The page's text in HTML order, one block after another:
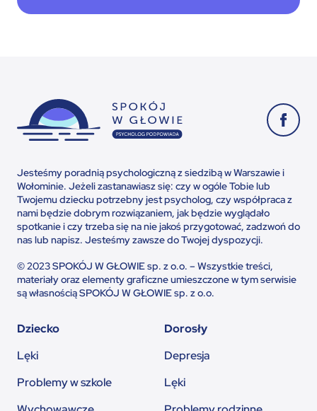
Jesteśmy poradnią psychologiczną z siedzibą w Warszawie i
Wołominie. Jeżeli zastanawiasz się: czy w ogóle Tobie lub
Twojemu dziecku potrzebny jest psycholog, czy współpraca z
nami będzie dobrym rozwiązaniem, jak będzie wyglądało
spotkanie i czy trzeba się na nie jakoś przygotować, zadzwoń do
nas lub napisz. Jesteśmy zawsze do Twojej dyspozycji.
© 2023 SPOKÓJ W GŁOWIE sp. z o.o. – Wszystkie treści,
materiały oraz elementy graficzne umieszczone w tym serwisie
są własnością SPOKÓJ W GŁOWIE sp. z o.o.
Dziecko
Lęki
Problemy w szkole
Dorosły
Depresja
Lęki